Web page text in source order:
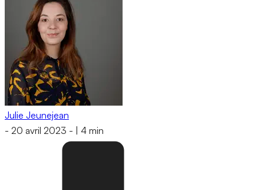
Julie Jeunejean
- 20 avril 2023 - 4 min